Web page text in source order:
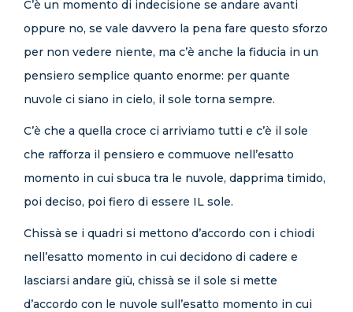
C’è un momento di indecisione se andare avanti
oppure no, se vale davvero la pena fare questo sforzo
per non vedere niente, ma c’è anche la fiducia in un
pensiero semplice quanto enorme: per quante
nuvole ci siano in cielo, il sole torna sempre.
C’è che a quella croce ci arriviamo tutti e c’è il sole
che rafforza il pensiero e commuove nell’esatto
momento in cui sbuca tra le nuvole, dapprima timido,
poi deciso, poi fiero di essere IL sole.
Chissà se i quadri si mettono d’accordo con i chiodi
nell’esatto momento in cui decidono di cadere e
lasciarsi andare giù, chissà se il sole si mette
d’accordo con le nuvole sull’esatto momento in cui